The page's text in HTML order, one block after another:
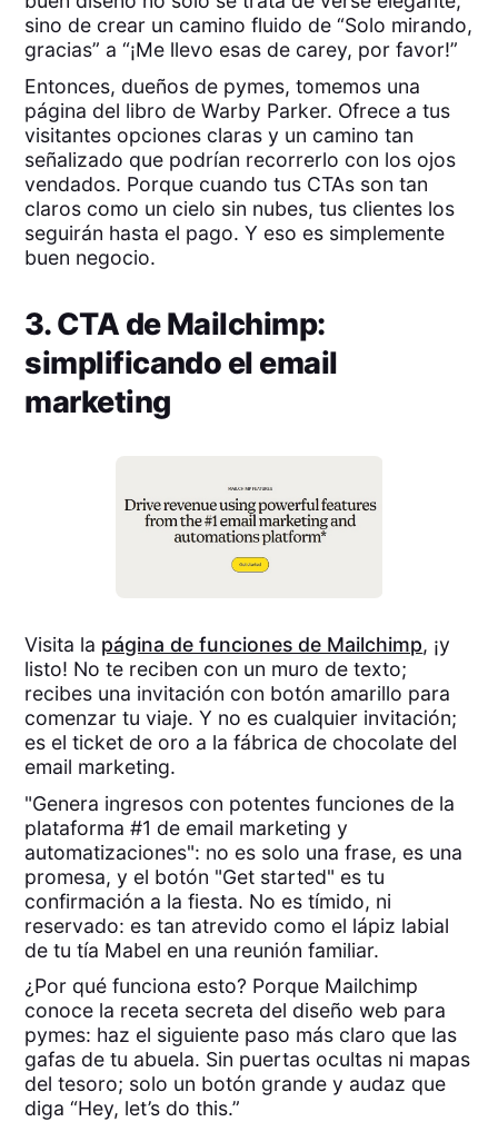
sino de crear un camino fluido de “Solo mirando,
gracias” a “¡Me llevo esas de carey, por favor!”
Entonces, dueños de pymes, tomemos una
página del libro de Warby Parker. Ofrece a tus
visitantes opciones claras y un camino tan
señalizado que podrían recorrerlo con los ojos
vendados. Porque cuando tus CTAs son tan
claros como un cielo sin nubes, tus clientes los
seguirán hasta el pago. Y eso es simplemente
buen negocio.
3. CTA de Mailchimp:
simplificando el email
marketing
Visita la página de funciones de Mailchimp, ¡y
listo! No te reciben con un muro de texto;
recibes una invitación con botón amarillo para
comenzar tu viaje. Y no es cualquier invitación;
es el ticket de oro a la fábrica de chocolate del
email marketing.
"Genera ingresos con potentes funciones de la
plataforma #1 de email marketing y
automatizaciones": no es solo una frase, es una
promesa, y el botón "Get started" es tu
confirmación a la fiesta. No es tímido, ni
reservado: es tan atrevido como el lápiz labial
de tu tía Mabel en una reunión familiar.
¿Por qué funciona esto? Porque Mailchimp
conoce la receta secreta del diseño web para
pymes: haz el siguiente paso más claro que las
gafas de tu abuela. Sin puertas ocultas ni mapas
del tesoro; solo un botón grande y audaz que
diga “Hey, let’s do this.”